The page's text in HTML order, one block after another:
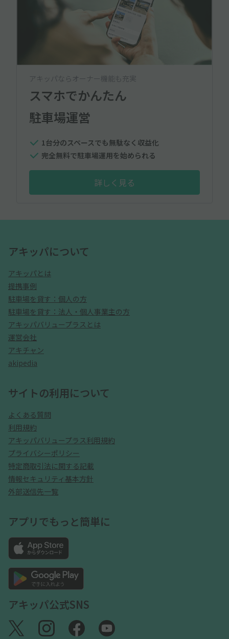
アキッパならオーナー機能も充実
スマホでかんたん
駐車場運営
1台分のスペースでも無駄なく収益化
完全無料で駐車場運用を始められる
詳しく見る
アキッパについて
アキッパとは
提携事例
駐車場を貸す：個人の方
駐車場を貸す：法人・個人事業主の方
アキッパバリュープラスとは
運営会社
アキチャン
akipedia
サイトの利用について
よくある質問
利用規約
アキッパバリュープラス利用規約
プライバシーポリシー
特定商取引法に関する記載
情報セキュリティ基本方針
外部送信先一覧
アプリでもっと簡単に
アキッパ公式SNS